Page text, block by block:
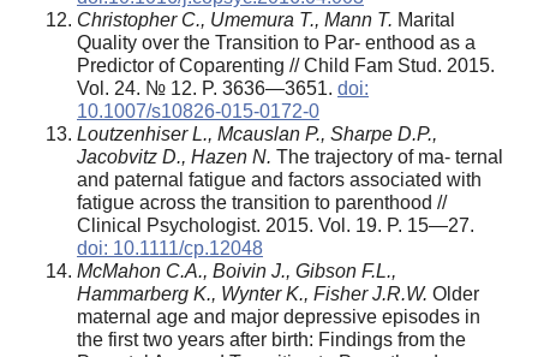
Christopher C., Umemura T., Mann T. Marital
Quality over the Transition to Par- enthood as a
Predictor of Coparenting // Child Fam Stud. 2015.
Vol. 24. № 12. P. 3636—3651. doi:
10.1007/s10826-015-0172-0
Loutzenhiser L., Mcauslan P., Sharpe D.P.,
Jacobvitz D., Hazen N. The trajectory of ma- ternal
and paternal fatigue and factors associated with
fatigue across the transition to parenthood //
Clinical Psychologist. 2015. Vol. 19. P. 15—27.
doi: 10.1111/cp.12048
McMahon C.A., Boivin J., Gibson F.L.,
Hammarberg K., Wynter K., Fisher J.R.W. Older
maternal age and major depressive episodes in
the first two years after birth: Findings from the